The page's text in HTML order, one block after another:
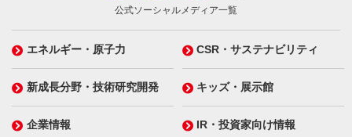
公式ソーシャルメディア一覧
エネルギー・原子力 CSR・サステナビリティ
新成長分野・技術研究開発 キッズ・展示館
企業情報 IR・投資家向け情報